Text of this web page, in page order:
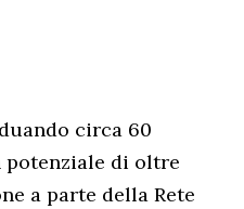
circa 60
potenziale di oltre
a parte della Rete